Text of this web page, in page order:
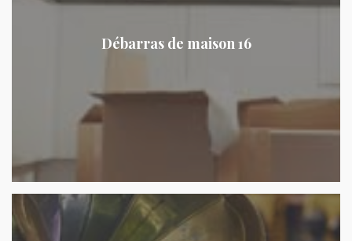
Débarras de maison 16